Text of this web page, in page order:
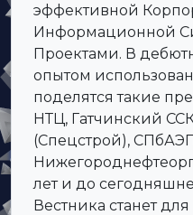
эффективной
Информационной
Проектами. В
опытом
поделятся такие
НТЦ, Гатчинский
(Спецстрой),
лет и до
Вестника станет